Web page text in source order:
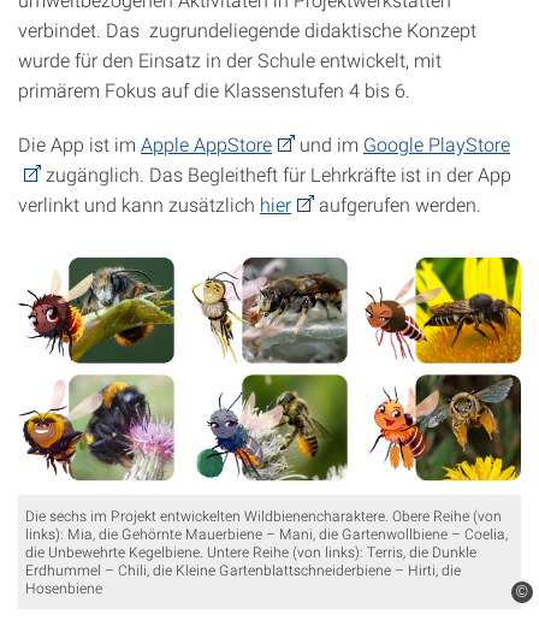
verbindet. Das zugrundeliegende didaktische Konzept
wurde für den Einsatz in der Schule entwickelt, mit
primärem Fokus auf die Klassenstufen 4 bis 6.
Die App ist im Apple AppStore und im Google PlayStore
zugänglich. Das Begleitheft für Lehrkräfte ist in der App
verlinkt und kann zusätzlich hier aufgerufen werden.
©
Die sechs im Projekt entwickelten Wildbienencharaktere. Obere Reihe (von
links): Mia, die Gehörnte Mauerbiene – Mani, die Gartenwollbiene – Coelia,
die Unbewehrte Kegelbiene. Untere Reihe (von links): Terris, die Dunkle
Erdhummel – Chili, die Kleine Gartenblattschneiderbiene – Hirti, die
Hosenbiene